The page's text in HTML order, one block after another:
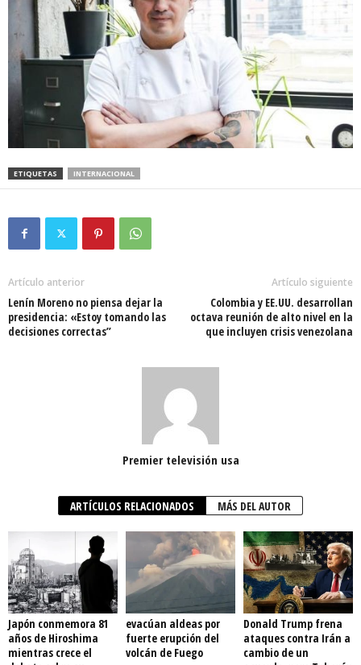
ETIQUETAS INTERNACIONAL
Artículo anterior
Lenín Moreno no piensa dejar la
presidencia: «Estoy tomando las
decisiones correctas”
Artículo siguiente
Colombia y EE.UU. desarrollan
octava reunión de alto nivel en la
que incluyen crisis venezolana
Premier televisión usa
ARTÍCULOS RELACIONADOS MÁS DEL AUTOR
Japón conmemora 81
años de Hiroshima
mientras crece el
evacúan aldeas por
fuerte erupción del
volcán de Fuego
Donald Trump frena
ataques contra Irán a
cambio de un